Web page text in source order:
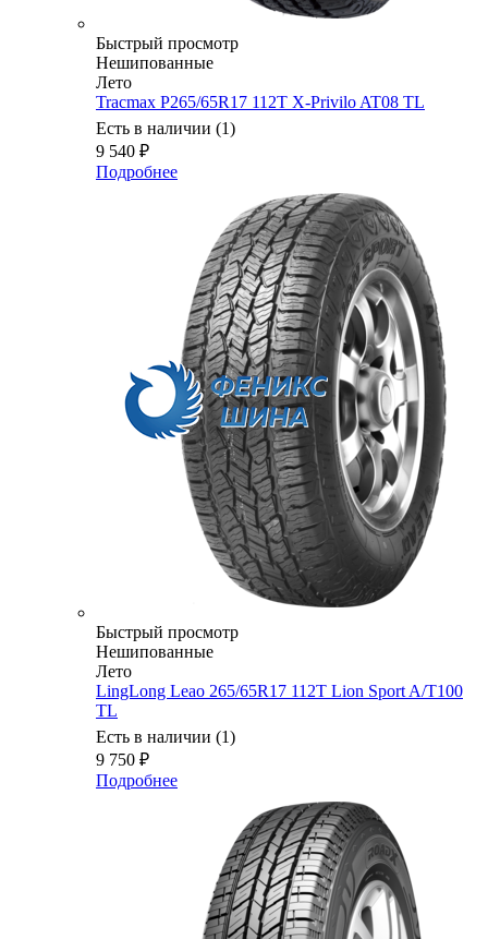
Быстрый просмотр
Нешипованные
Лето
Tracmax P265/65R17 112T X-Privilo AT08 TL
Есть в наличии (1)
9 540 ₽
Подробнее
Быстрый просмотр
Нешипованные
Лето
LingLong Leao 265/65R17 112T Lion Sport A/T100
TL
Есть в наличии (1)
9 750 ₽
Подробнее